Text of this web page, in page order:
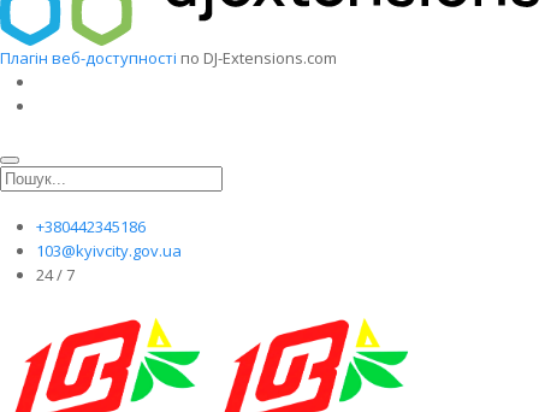
Плагін веб-доступності по DJ-Extensions.com
+380442345186
103@kyivcity.gov.ua
24 / 7